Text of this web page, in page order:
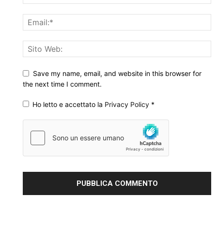
Save my name, email, and website in this browser for
the next time I comment.
Ho letto e accettato la Privacy Policy *